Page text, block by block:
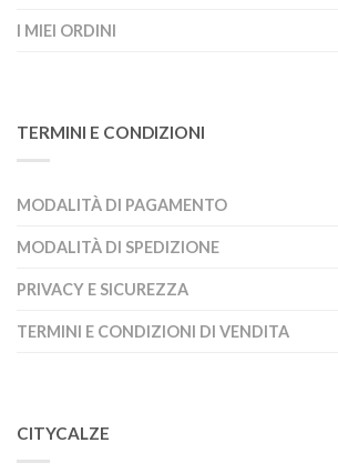
I MIEI ORDINI
TERMINI E CONDIZIONI
MODALITÀ DI PAGAMENTO
MODALITÀ DI SPEDIZIONE
PRIVACY E SICUREZZA
TERMINI E CONDIZIONI DI VENDITA
CITYCALZE